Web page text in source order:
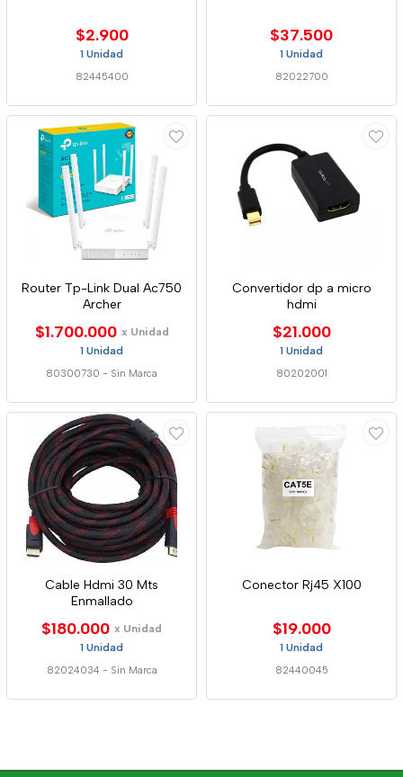
$2.900
1 Unidad
82445400
$37.500
1 Unidad
82022700
Router Tp-Link Dual Ac750
Archer
$1.700.000 x Unidad
1 Unidad
80300730 - Sin Marca
Convertidor dp a micro
hdmi
$21.000
1 Unidad
80202001
Cable Hdmi 30 Mts
Enmallado
$180.000 x Unidad
1 Unidad
82024034 - Sin Marca
Conector Rj45 X100
$19.000
1 Unidad
82440045